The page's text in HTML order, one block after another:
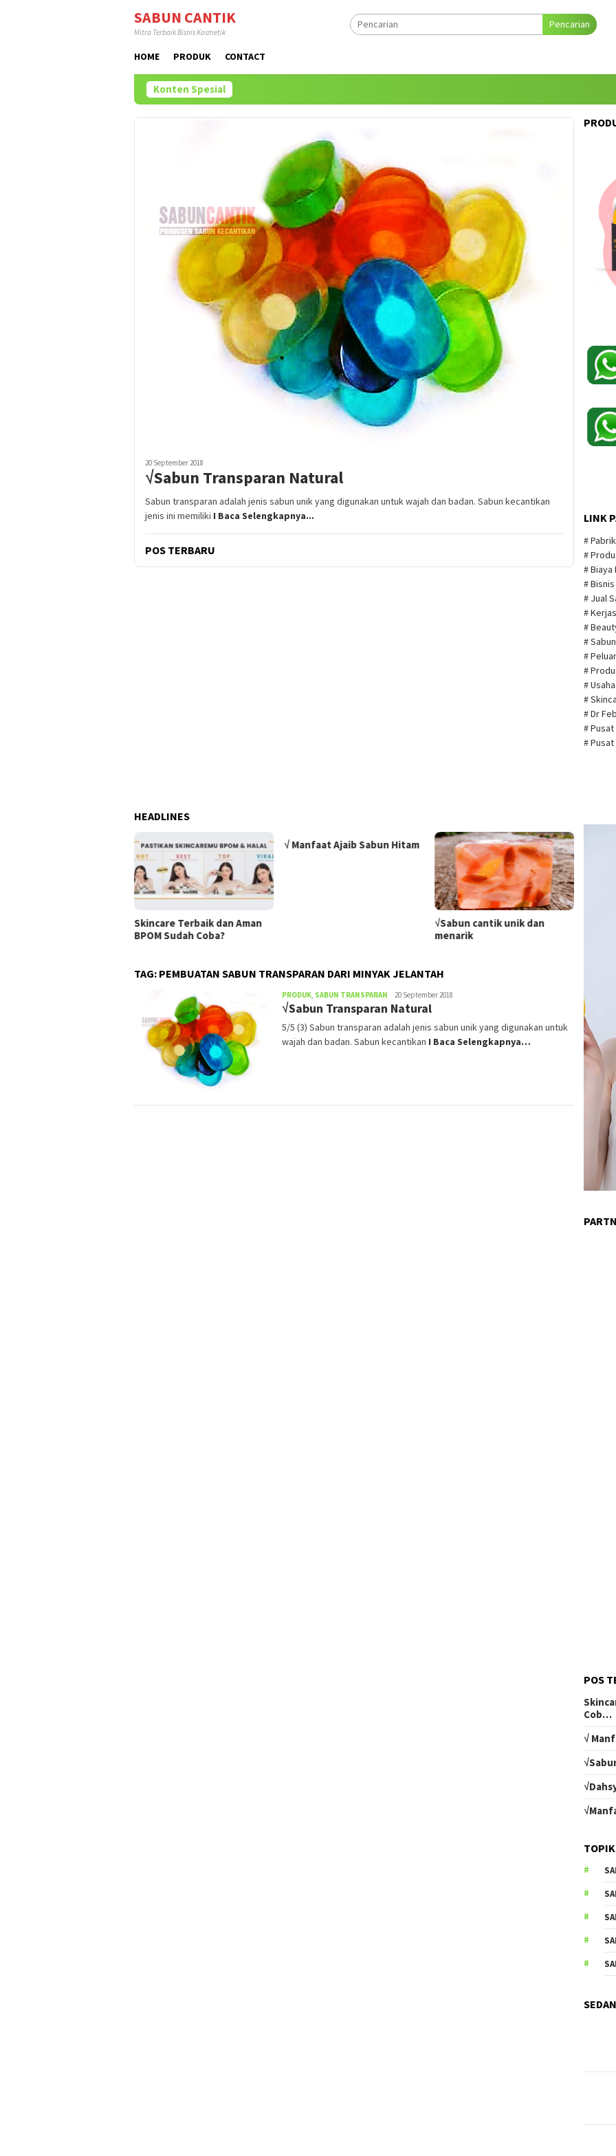
SABUN CANTIK
Mitra Terbaik Bisnis Kosmetik
Pencarian
HOME PRODUK CONTACT
Konten Spesial
20 September 2018
√Sabun Transparan Natural
Sabun transparan adalah jenis sabun unik yang digunakan untuk wajah dan badan. Sabun kecantikan
jenis ini memiliki I Baca Selengkapnya...
POS TERBARU
HEADLINES
Skincare Terbaik dan Aman
BPOM Sudah Coba?
√ Manfaat Ajaib Sabun Hitam
√Sabun cantik unik dan
menarik
TAG: PEMBUATAN SABUN TRANSPARAN DARI MINYAK JELANTAH
PRODUK, SABUN TRANSPARAN admin
20 September 2018
√Sabun Transparan Natural
5/5 (3) Sabun transparan adalah jenis sabun unik yang digunakan untuk
wajah dan badan. Sabun kecantikan I Baca Selengkapnya…
LINK
#
#
# Biaya
#
# Jual
#
#
#
#
#
#
#
# Dr
#
#
POS
Cob…
√